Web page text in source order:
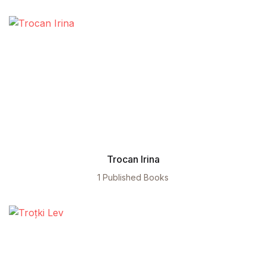
Trocan Irina
1 Published Books